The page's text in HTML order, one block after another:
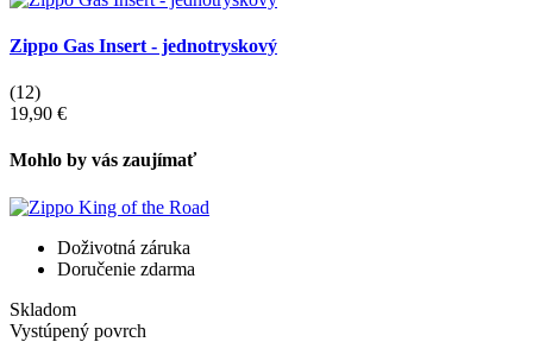
Zippo Gas Insert - jednotryskový
(12)
19,90 €
Mohlo by vás zaujímať
Doživotná záruka
Doručenie zdarma
Skladom
Vystúpený povrch